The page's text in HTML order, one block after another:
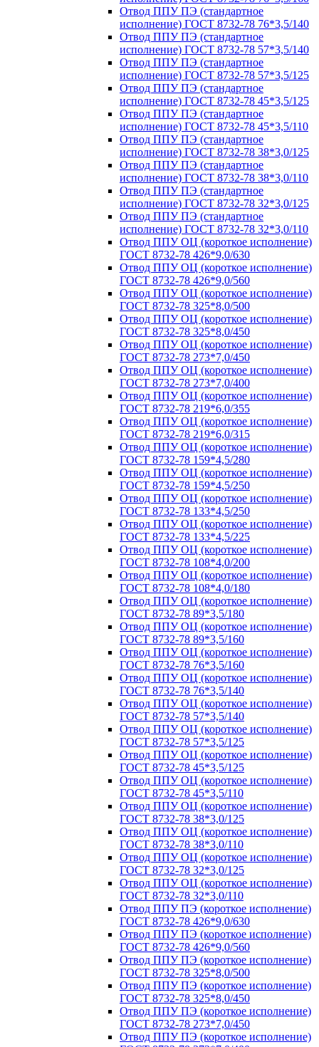
Отвод ППУ ПЭ (стандартное
исполнение) ГОСТ 8732-78 76*3,5/140
Отвод ППУ ПЭ (стандартное
исполнение) ГОСТ 8732-78 57*3,5/140
Отвод ППУ ПЭ (стандартное
исполнение) ГОСТ 8732-78 57*3,5/125
Отвод ППУ ПЭ (стандартное
исполнение) ГОСТ 8732-78 45*3,5/125
Отвод ППУ ПЭ (стандартное
исполнение) ГОСТ 8732-78 45*3,5/110
Отвод ППУ ПЭ (стандартное
исполнение) ГОСТ 8732-78 38*3,0/125
Отвод ППУ ПЭ (стандартное
исполнение) ГОСТ 8732-78 38*3,0/110
Отвод ППУ ПЭ (стандартное
исполнение) ГОСТ 8732-78 32*3,0/125
Отвод ППУ ПЭ (стандартное
исполнение) ГОСТ 8732-78 32*3,0/110
Отвод ППУ ОЦ (короткое исполнение)
ГОСТ 8732-78 426*9,0/630
Отвод ППУ ОЦ (короткое исполнение)
ГОСТ 8732-78 426*9,0/560
Отвод ППУ ОЦ (короткое исполнение)
ГОСТ 8732-78 325*8,0/500
Отвод ППУ ОЦ (короткое исполнение)
ГОСТ 8732-78 325*8,0/450
Отвод ППУ ОЦ (короткое исполнение)
ГОСТ 8732-78 273*7,0/450
Отвод ППУ ОЦ (короткое исполнение)
ГОСТ 8732-78 273*7,0/400
Отвод ППУ ОЦ (короткое исполнение)
ГОСТ 8732-78 219*6,0/355
Отвод ППУ ОЦ (короткое исполнение)
ГОСТ 8732-78 219*6,0/315
Отвод ППУ ОЦ (короткое исполнение)
ГОСТ 8732-78 159*4,5/280
Отвод ППУ ОЦ (короткое исполнение)
ГОСТ 8732-78 159*4,5/250
Отвод ППУ ОЦ (короткое исполнение)
ГОСТ 8732-78 133*4,5/250
Отвод ППУ ОЦ (короткое исполнение)
ГОСТ 8732-78 133*4,5/225
Отвод ППУ ОЦ (короткое исполнение)
ГОСТ 8732-78 108*4,0/200
Отвод ППУ ОЦ (короткое исполнение)
ГОСТ 8732-78 108*4,0/180
Отвод ППУ ОЦ (короткое исполнение)
ГОСТ 8732-78 89*3,5/180
Отвод ППУ ОЦ (короткое исполнение)
ГОСТ 8732-78 89*3,5/160
Отвод ППУ ОЦ (короткое исполнение)
ГОСТ 8732-78 76*3,5/160
Отвод ППУ ОЦ (короткое исполнение)
ГОСТ 8732-78 76*3,5/140
Отвод ППУ ОЦ (короткое исполнение)
ГОСТ 8732-78 57*3,5/140
Отвод ППУ ОЦ (короткое исполнение)
ГОСТ 8732-78 57*3,5/125
Отвод ППУ ОЦ (короткое исполнение)
ГОСТ 8732-78 45*3,5/125
Отвод ППУ ОЦ (короткое исполнение)
ГОСТ 8732-78 45*3,5/110
Отвод ППУ ОЦ (короткое исполнение)
ГОСТ 8732-78 38*3,0/125
Отвод ППУ ОЦ (короткое исполнение)
ГОСТ 8732-78 38*3,0/110
Отвод ППУ ОЦ (короткое исполнение)
ГОСТ 8732-78 32*3,0/125
Отвод ППУ ОЦ (короткое исполнение)
ГОСТ 8732-78 32*3,0/110
Отвод ППУ ПЭ (короткое исполнение)
ГОСТ 8732-78 426*9,0/630
Отвод ППУ ПЭ (короткое исполнение)
ГОСТ 8732-78 426*9,0/560
Отвод ППУ ПЭ (короткое исполнение)
ГОСТ 8732-78 325*8,0/500
Отвод ППУ ПЭ (короткое исполнение)
ГОСТ 8732-78 325*8,0/450
Отвод ППУ ПЭ (короткое исполнение)
ГОСТ 8732-78 273*7,0/450
Отвод ППУ ПЭ (короткое исполнение)